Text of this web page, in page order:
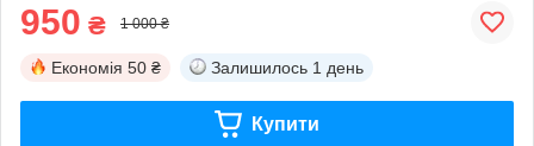
950 ₴ 1 000 ₴
Економія 50 ₴ Залишилось 1 день
Купити